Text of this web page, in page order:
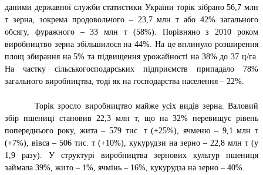
даними державної служби статистики України торік зібрано 56,7 млн
т зерна, зокрема продовольчого – 23,7 млн т або 42% загального
обсягу, фуражного – 33 млн т (58%). Порівняно з 2010 роком
виробництво зерна збільшилося на 44%. На це вплинуло розширення
площ збирання на 5% та підвищення урожайності на 38% до 37 ц/га.
На частку сільськогосподарських підприємств припадало 78%
загального виробництва, тоді як на господарства населення – 22%.
Торік зросло виробництво майже усіх видів зерна. Валовий
збір пшениці становив 22,3 млн т, що на 32% перевищує рівень
попереднього року, жита – 579 тис. т (+25%), ячменю – 9,1 млн т
(+7%), вівса – 506 тис. т (+10%), кукурудзи на зерно – 22,8 млн т (у
1,9 разу). У структурі виробництва зернових культур пшениця
займала 39%, жито – 1%, ячмінь – 16%, кукурудза на зерно – 40%.